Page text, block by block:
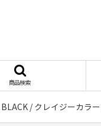
商品検索
BLACK / クレイジーカラ